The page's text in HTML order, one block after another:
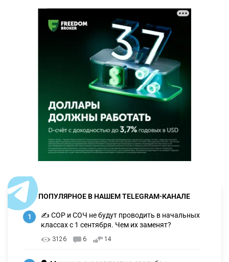
ПОПУЛЯРНОЕ В НАШЕМ TELEGRAM-КАНАЛЕ
1
✍️ СОР и СОЧ не будут проводить в начальных
классах с 1 сентября. Чем их заменят?
3126 6 14